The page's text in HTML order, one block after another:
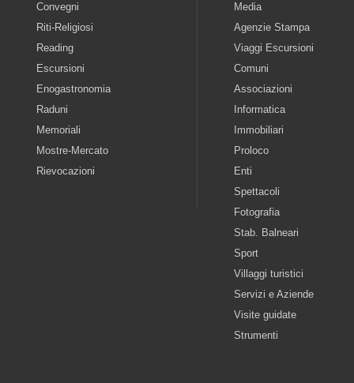
Convegni
Riti-Religiosi
Reading
Escursioni
Enogastronomia
Raduni
Memoriali
Mostre-Mercato
Rievocazioni
Media
Agenzie Stampa
Viaggi Escursioni
Comuni
Associazioni
Informatica
Immobiliari
Proloco
Enti
Spettacoli
Fotografia
Stab. Balneari
Sport
Villaggi turistici
Servizi e Aziende
Visite guidate
Strumenti